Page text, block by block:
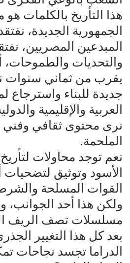
هذا التأريخ بالكلمات هو
الجمهورية الجديدة،
المبدعين المصريين،
والتحديات والطموحات،
يقرب من ثماني سنوات
جديدة للبناء واسترجاع
العربية والإقليمية
نرى محتوى ثقافي وفني
الملحمة.
نعم توجد محاولات
الأسود وتوثيق لتضحيات
القوات المسلحة
ولكن هذا أحد الجوانب،
مسلسلات تصف الريف
بعد كل هذا التغيير
الدراما تجسد نجاحات